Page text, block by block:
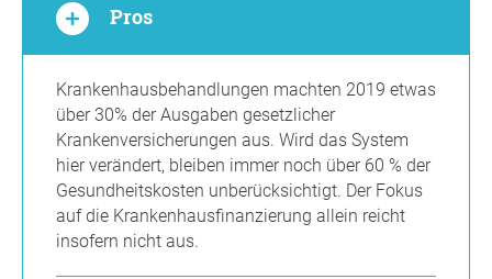
Pros
Krankenhausbehandlungen machten 2019 etwas
über 30% der Ausgaben gesetzlicher
Krankenversicherungen aus. Wird das System
hier verändert, bleiben immer noch über 60 % der
Gesundheitskosten unberücksichtigt. Der Fokus
auf die Krankenhausfinanzierung allein reicht
insofern nicht aus.